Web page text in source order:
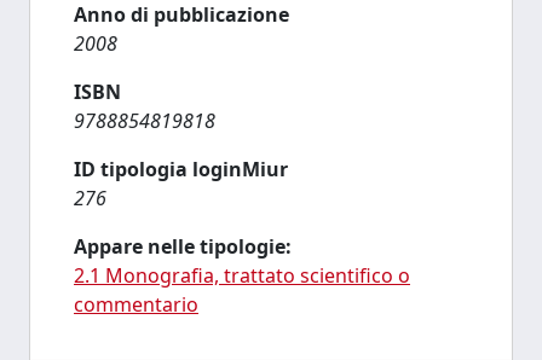
Anno di pubblicazione
2008
ISBN
9788854819818
ID tipologia loginMiur
276
Appare nelle tipologie:
2.1 Monografia, trattato scientifico o
commentario